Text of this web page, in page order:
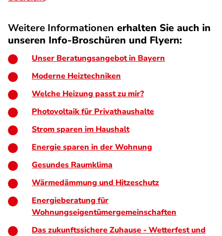
Weitere Informationen erhalten Sie auch in
unseren Info-Broschüren und Flyern:
Unser Beratungsangebot in Bayern
Moderne Heiztechniken
Welche Heizung passt zu mir?
Photovoltaik für Privathaushalte
Strom sparen im Haushalt
Energie sparen in der Wohnung
Gesundes Raumklima
Wärmedämmung und Hitzeschutz
Energieberatung für
Wohnungseigentümergemeinschaften
Das zukunftssichere Zuhause - Wetterfest und